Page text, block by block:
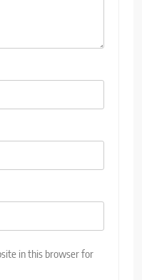
in this browser for